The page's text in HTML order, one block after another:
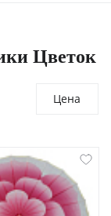
Цветок
Цена